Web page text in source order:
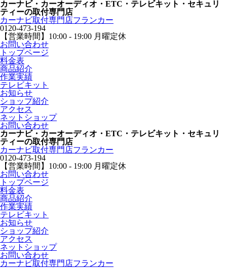
カーナビ・カーオーディオ・ETC・テレビキット・セキュリ
ティーの取付専門店
カーナビ取付専⾨店フランカー
0120-473-194
【営業時間】 10:00 - 19:00 月曜定休
お問い合わせ
トップページ
料金表
商品紹介
作業実績
テレビキット
お知らせ
ショップ紹介
アクセス
ネットショップ
お問い合わせ
カーナビ・カーオーディオ・ETC・テレビキット・セキュリ
ティーの取付専門店
カーナビ取付専⾨店フランカー
0120-473-194
【営業時間】 10:00 - 19:00 月曜定休
お問い合わせ
トップページ
料金表
商品紹介
作業実績
テレビキット
お知らせ
ショップ紹介
アクセス
ネットショップ
お問い合わせ
カーナビ取付専⾨店フランカー